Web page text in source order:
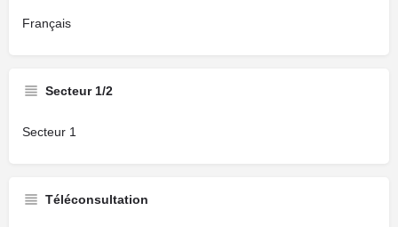
Français
Secteur 1/2
Secteur 1
Téléconsultation